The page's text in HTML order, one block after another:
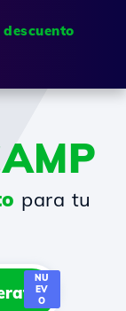
para tu
NU
EV
O